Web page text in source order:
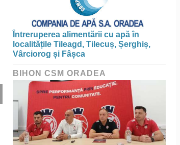
Întreruperea alimentării cu apă în
localitățile Tileagd, Tilecuș, Șerghiș,
Vârciorog și Fâșca
BIHON CSM ORADEA